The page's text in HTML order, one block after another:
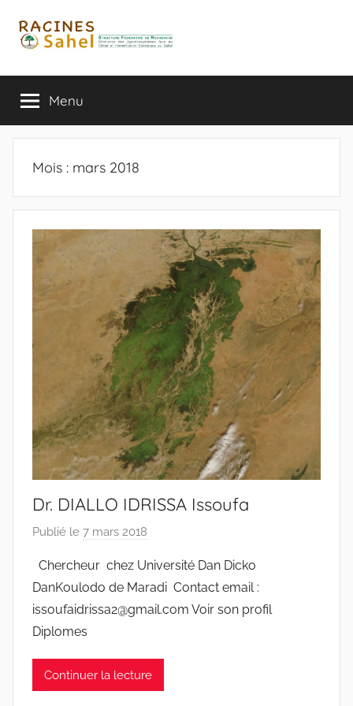
contenu
Menu
Mois : mars 2018
Dr. DIALLO IDRISSA Issoufa
Publié le 7 mars 2018
r
r
a
n
e
Chercheur chez Université Dan Dicko
DanKoulodo de Maradi Contact email :
issoufaidrissa2@gmail.com Voir son profil
Diplomes
Continuer la lecture